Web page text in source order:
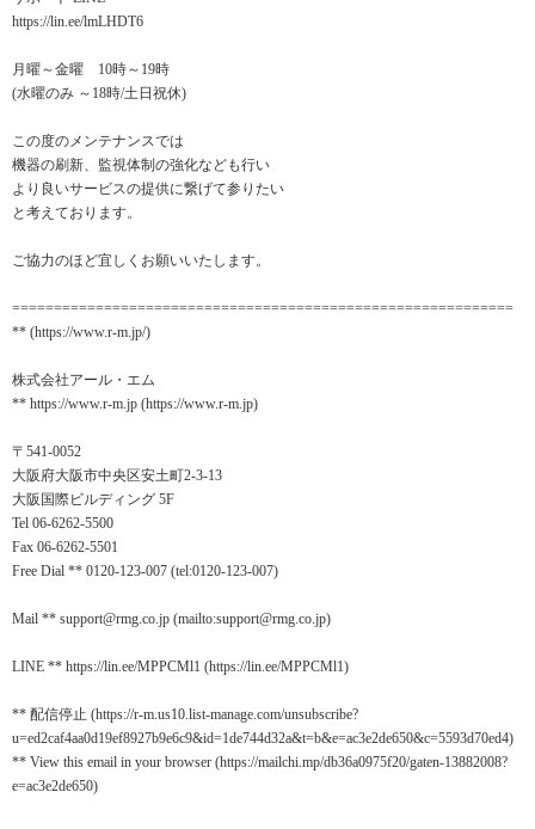
https://lin.ee/lmLHDT6
月曜～金曜 10時～19時
(水曜のみ ～18時/土日祝休)
この度のメンテナンスでは
機器の刷新、監視体制の強化なども行い
より良いサービスの提供に繋げて参りたい
と考えております。
ご協力のほど宜しくお願いいたします。
============================================================
** (https://www.r-m.jp/)
株式会社アール・エム
** https://www.r-m.jp (https://www.r-m.jp)
〒541-0052
大阪府大阪市中央区安土町2-3-13
大阪国際ビルディング 5F
Tel 06-6262-5500
Fax 06-6262-5501
Free Dial ** 0120-123-007 (tel:0120-123-007)
Mail ** support@rmg.co.jp (mailto:support@rmg.co.jp)
LINE ** https://lin.ee/MPPCMl1 (https://lin.ee/MPPCMl1)
** 配信停止 (https://r-m.us10.list-manage.com/unsubscribe?
u=ed2caf4aa0d19ef8927b9e6c9&id=1de744d32a&t=b&e=ac3e2de650&c=5593d70ed4)
** View this email in your browser (https://mailchi.mp/db36a0975f20/gaten-13882008?
e=ac3e2de650)